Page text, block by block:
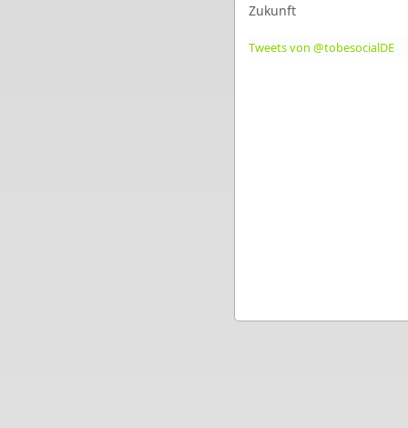
Zukunft
Tweets von @tobesocialDE